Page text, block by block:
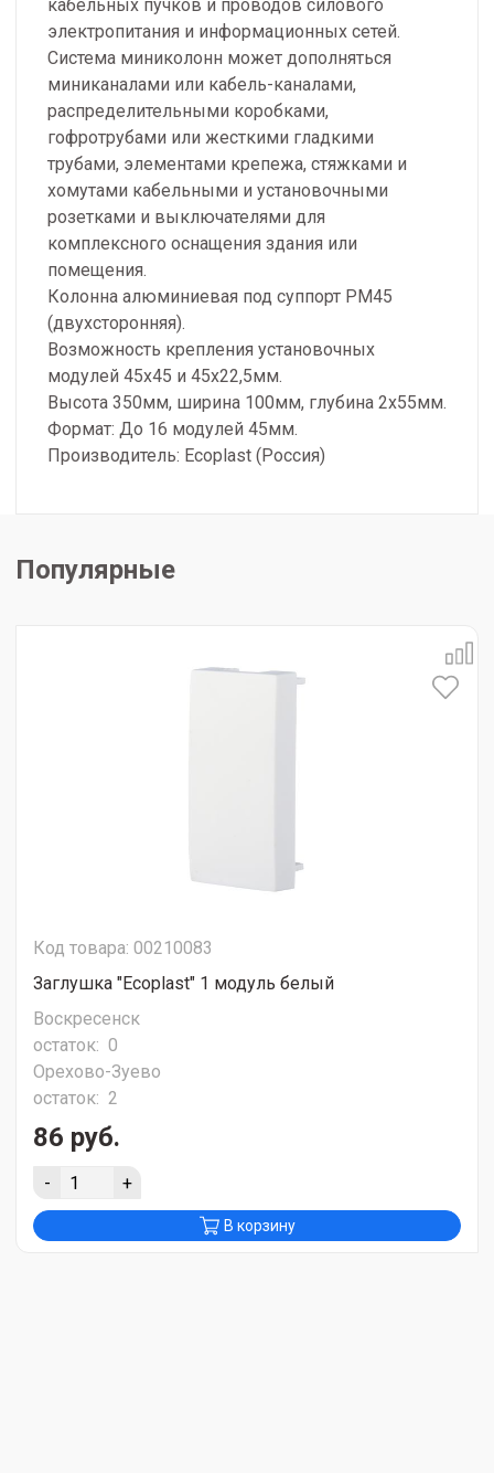
кабельных пучков и проводов силового
электропитания и информационных сетей.
Система миниколонн может дополняться
миниканалами или кабель-каналами,
распределительными коробками,
гофротрубами или жесткими гладкими
трубами, элементами крепежа, стяжками и
хомутами кабельными и установочными
розетками и выключателями для
комплексного оснащения здания или
помещения.
Колонна алюминиевая под суппорт PM45
(двухсторонняя).
Возможность крепления установочных
модулей 45x45 и 45х22,5мм.
Высота 350мм, ширина 100мм, глубина 2х55мм.
Формат: До 16 модулей 45мм.
Производитель: Ecoplast (Россия)
Популярные
Код товара: 00210083
Заглушка "Ecoplast" 1 модуль белый
Воскресенск
остаток: 0
Орехово-Зуево
остаток: 2
86 руб.
- +
В корзину